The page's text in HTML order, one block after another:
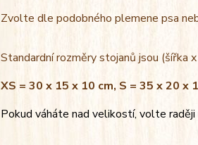
Zvolte dle podobného plemene psa
Standardní rozměry stojanů jsou (šířka
XS = 30 x 15 x 10 cm, S = 35 x 20 x
Pokud váháte nad velikostí, volte